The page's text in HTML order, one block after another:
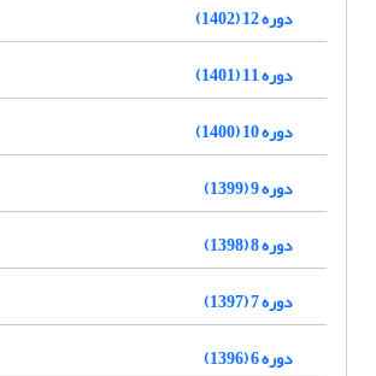
دوره 12 (1402)
دوره 11 (1401)
دوره 10 (1400)
دوره 9 (1399)
دوره 8 (1398)
دوره 7 (1397)
دوره 6 (1396)